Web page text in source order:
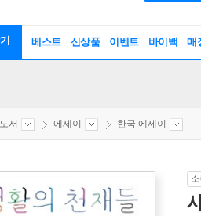
베스트 신상품 이벤트 바이백 매
서 에세이 한국 에세이